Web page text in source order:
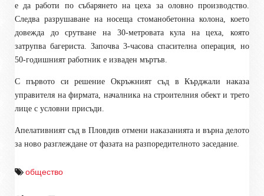
е да работи по събарянето на цеха за оловно производство.
Следва разрушаване на носеща стоманобетонна колона, което
довежда до срутване на 30-метровата кула на цеха, която
затрупва багериста. Започва 3-часова спасителна операция, но
50-годишният работник е изваден мъртъв.
С първото си решение Окръжният съд в Кърджали наказа
управителя на фирмата, началника на строителния обект и трето
лице с условни присъди.
Апелативният съд в Пловдив отмени наказанията и върна делото
за ново разглеждане от фазата на разпоредителното заседание.
общество